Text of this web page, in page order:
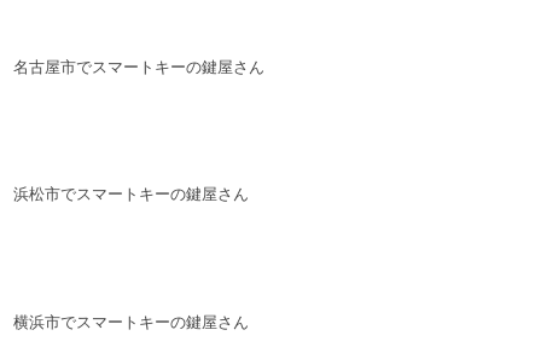
名古屋市でスマートキーの鍵屋さん
浜松市でスマートキーの鍵屋さん
横浜市でスマートキーの鍵屋さん